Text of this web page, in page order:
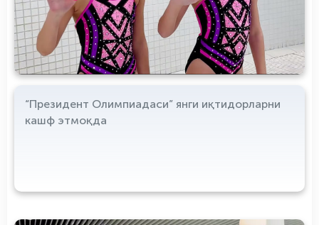
“Президент Олимпиадаси” янги иқтидорларни
кашф этмоқда